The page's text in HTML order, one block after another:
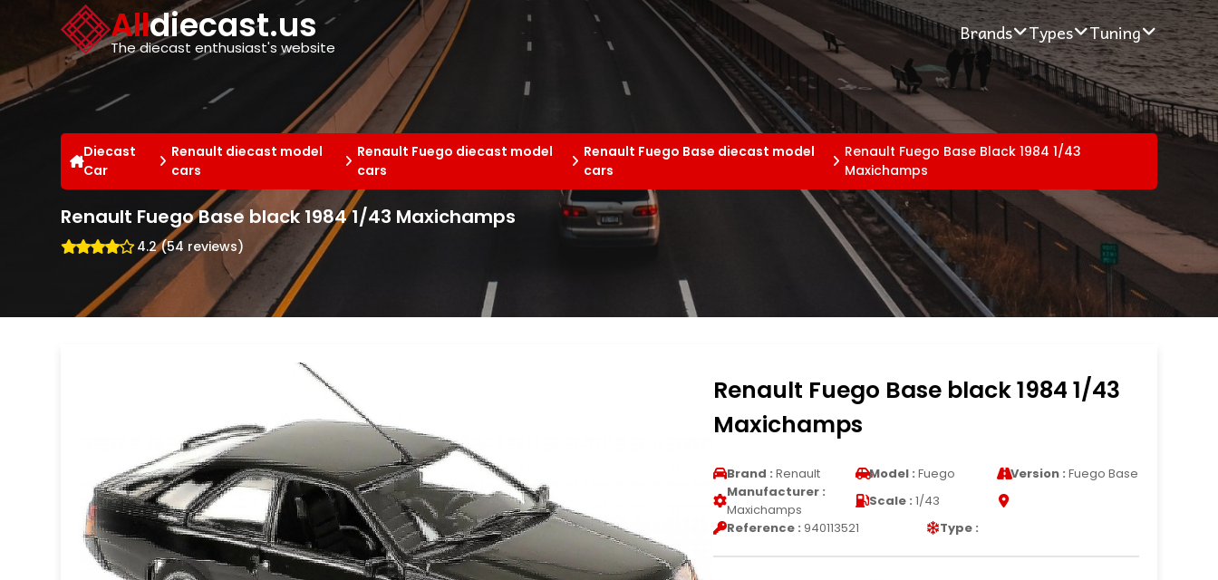
Alldiecast.us
The diecast enthusiast's website
Brands Types Tuning
Diecast
Car
Renault diecast model
cars
Renault Fuego diecast model
cars
Renault Fuego Base diecast model
cars
Renault Fuego Base Black 1984 1/43
Maxichamps
Renault Fuego Base black 1984 1/43 Maxichamps
4.2 (54 reviews)
Renault Fuego Base black 1984 1/43
Maxichamps
Brand : Renault Model : Fuego Version : Fuego Base
Manufacturer :
Maxichamps
Scale : 1/43
Reference : 940113521 Type :
Cookies management panel